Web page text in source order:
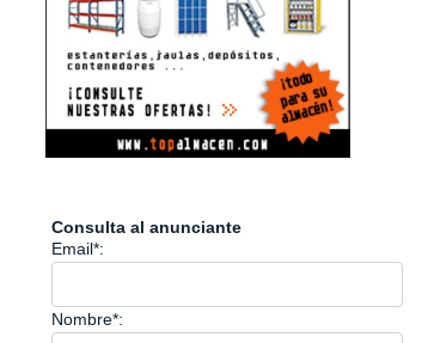
Consulta al anunciante
Email*:
Nombre*: